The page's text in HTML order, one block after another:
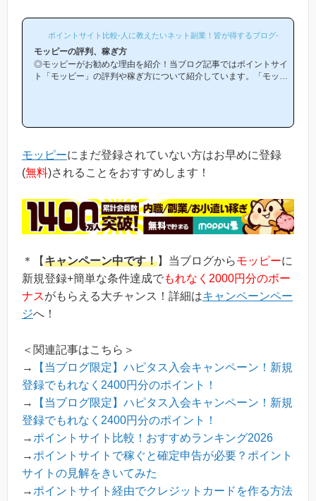
ポイントサイト比較-人に教えたいネット副業！皆が得するブログ-
モッピーの評判、稼ぎ方
◎モッピーがお勧めな理由を紹介！当ブログ記事ではポイントサイ
ト「モッピー」の評判や稼ぎ方について紹介しています。「モッピ
初心者の方でも稼ぎやすく、当ブログでもおすすめ第1位のポイン
トサイトです！当ペ...
モッピーにまだ登録されていない方はお早めに登録
(無料)されることをおすすめします！
＊【キャンペーン中です！】当ブログからモッピーに
新規登録+簡単な条件達成でもれなく2000円分のボー
ナスがもらえる大チャンス！詳細はキャンペーンペー
ジへ！
＜関連記事はこちら＞
→
【当ブログ限定】ハピタス入会キャンペーン！新規
登録でもれなく2400円分のポイント！
→
【当ブログ限定】ハピタス入会キャンペーン！新規
登録でもれなく2400円分のポイント！
→ ポイントサイト比較！おすすめランキング2026
→ ポイントサイトで稼ぐと確定申告が必要？ポイント
サイトの見解をきいてみた
→ ポイントサイト経由でクレジットカードを作る方法